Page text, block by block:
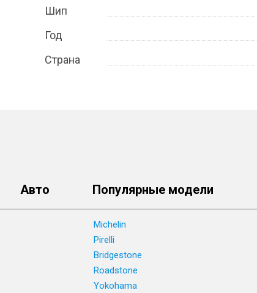
Шип
Год
Страна
Авто Популярные модели
Michelin
Pirelli
Bridgestone
Roadstone
Yokohama